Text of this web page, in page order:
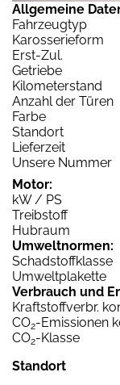
Allgemeine
Fahrzeugtyp
Karosserieform
Erst-Zul.
Getriebe
Kilometerstand
Anzahl der Türen
Farbe
Standort
Lieferzeit
Unsere Nummer
Motor:
kW / PS
Treibstoff
Hubraum
Umweltnormen:
Schadstoffklasse
Umweltplakette
Verbrauch und
Kraftstoffverbr.
CO2-Emissionen
CO2-Klasse
Standort